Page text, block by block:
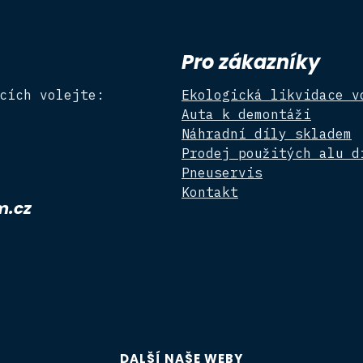
volejte:
Pro zákazníky
Ekologická likvidace
Auta k demontáži
Náhradní díly skladem
Prodej použitých alu
Pneuservis
Kontakt
DALŠÍ NAŠE WEBY